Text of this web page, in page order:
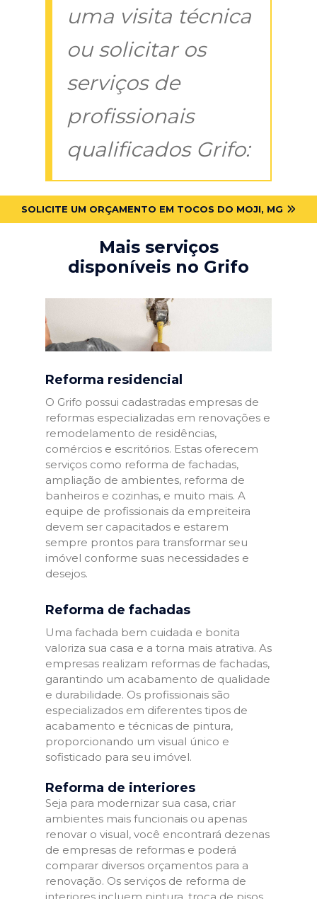
uma visita técnica
ou solicitar os
serviços de
profissionais
qualificados Grifo:
SOLICITE UM ORÇAMENTO EM TOCOS DO MOJI, MG
Mais serviços
disponíveis no Grifo
Reforma residencial
O Grifo possui cadastradas empresas de
reformas especializadas em renovações e
remodelamento de residências,
comércios e escritórios. Estas oferecem
serviços como reforma de fachadas,
ampliação de ambientes, reforma de
banheiros e cozinhas, e muito mais. A
equipe de profissionais da empreiteira
devem ser capacitados e estarem
sempre prontos para transformar seu
imóvel conforme suas necessidades e
desejos.
Reforma de fachadas
Uma fachada bem cuidada e bonita
valoriza sua casa e a torna mais atrativa. As
empresas realizam reformas de fachadas,
garantindo um acabamento de qualidade
e durabilidade. Os profissionais são
especializados em diferentes tipos de
acabamento e técnicas de pintura,
proporcionando um visual único e
sofisticado para seu imóvel.
Reforma de interiores
Seja para modernizar sua casa, criar
ambientes mais funcionais ou apenas
renovar o visual, você encontrará dezenas
de empresas de reformas e poderá
comparar diversos orçamentos para a
renovação. Os serviços de reforma de